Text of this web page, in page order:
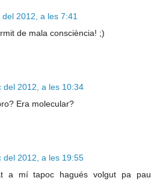
2012, a les 7:41
de mala consciència! ;)
del 2012, a les 10:34
Era molecular?
del 2012, a les 19:55
a mí tapoc hagués volgut pa pau